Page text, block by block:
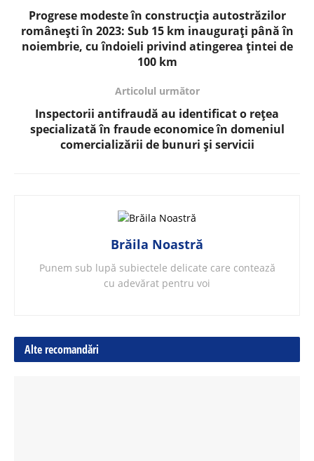
Progrese modeste în construcția autostrăzilor
românești în 2023: Sub 15 km inaugurați până în
noiembrie, cu îndoieli privind atingerea țintei de
100 km
Articolul următor
Inspectorii antifraudă au identificat o rețea
specializată în fraude economice în domeniul
comercializării de bunuri și servicii
Brăila Noastră
Punem sub lupă subiectele delicate care contează
cu adevărat pentru voi
Alte recomandări